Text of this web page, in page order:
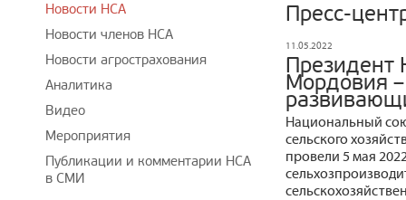
Пресс-
11.05.2022
Мордовия
Национальный
сельского
провели 5 мая
Новости НСА
Новости членов НСА
Новости агрострахования
Аналитика
Видео
Мероприятия
Публикации и комментарии НСА
в СМИ